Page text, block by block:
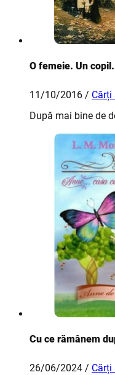
O femeie. Un
11/10/2016 / Cărți
După mai bine de
Cu ce rămânem
26/06/2024 / Cărți